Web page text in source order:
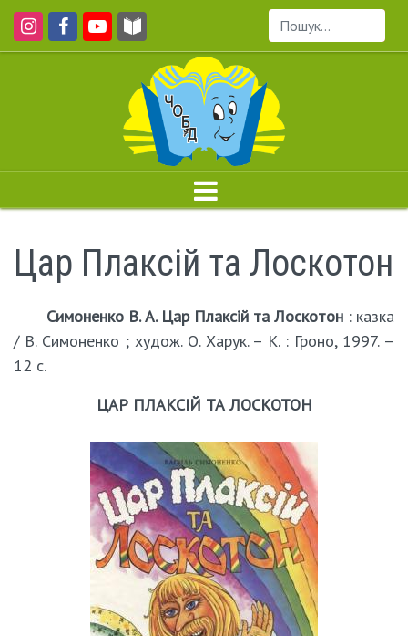
Пошук...
Цар Плаксій та Лоскотон
Симоненко В. А. Цар Плаксій та Лоскотон : казка
/ В. Симоненко ; худож. О. Харук. – К. : Гроно, 1997. –
12 c.
ЦАР ПЛАКСІЙ ТА ЛОСКОТОН